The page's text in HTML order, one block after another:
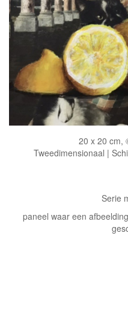
20 x 20 cm,
Tweedimensionaal |
Serie
paneel waar een